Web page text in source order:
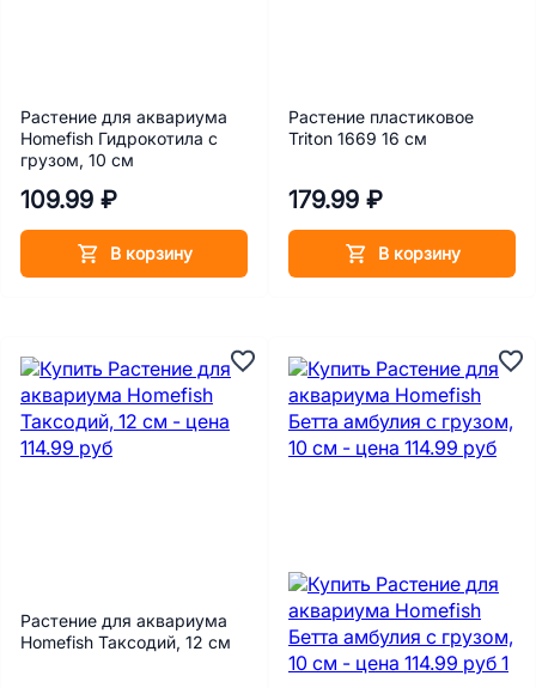
Растение для аквариума
Homefish Гидрокотила с
грузом, 10 см
109.99 ₽
В корзину
Растение пластиковое
Triton 1669 16 см
179.99 ₽
В корзину
Растение для аквариума
Homefish Таксодий, 12 см